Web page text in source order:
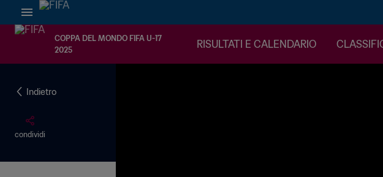
COPPA DEL MONDO FIFA U-17
2025
RISULTATI E CALENDARIO
Indietro
condividi